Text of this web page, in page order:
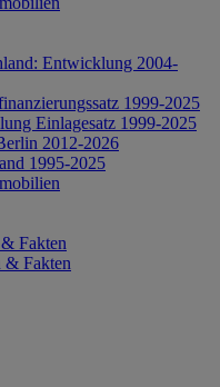
Entwicklung 2004-
1999-2025
Einlagesatz 1999-2025
2012-2026
1995-2025
Fakten
& Fakten